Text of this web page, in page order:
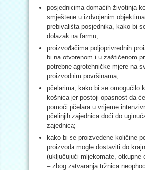
posjednicima domaćih životinja
smještene u izdvojenim
prebivališta posjednika, kako bi
dolazak na farmu;
proizvođačima poljoprivrednih
bi na otvorenom i u zaštićenom
potrebne agrotehničke mjere na
proizvodnim površinama;
pčelarima, kako bi se omogućilo
košnica jer postoji opasnost da
pomoći pčelara u vrijeme
pčelinjih zajednica doći do
zajednica;
kako bi se proizvedene količine
proizvoda mogle dostaviti do
(uključujući mljekomate, otkupne
– zbog zatvaranja tržnica